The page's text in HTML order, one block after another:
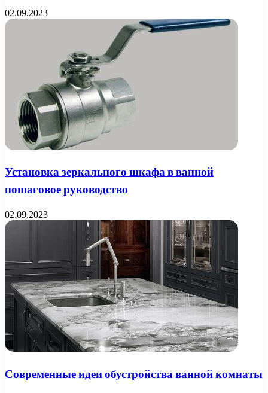
02.09.2023
Установка зеркального шкафа в ванной
пошаговое руководство
02.09.2023
Современные идеи обустройства ванной комнаты